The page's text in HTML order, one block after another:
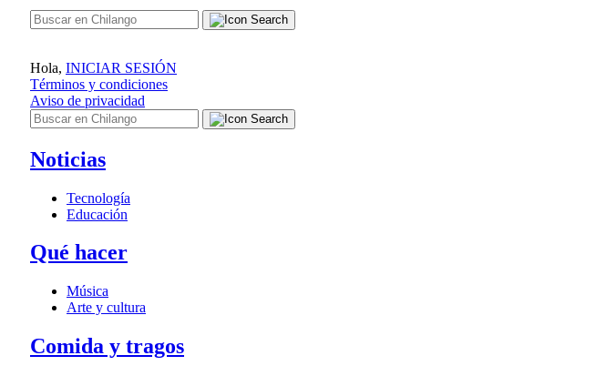
Hola, INICIAR SESIÓN
Términos y condiciones
Aviso de privacidad
Noticias
Tecnología
Educación
Qué hacer
Música
Arte y cultura
Comida y tragos